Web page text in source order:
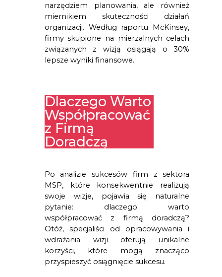
narzędziem planowania, ale również
miernikiem skuteczności działań
organizacji. Według raportu McKinsey,
firmy skupione na mierzalnych celach
związanych z wizją osiągają o 30%
lepsze wyniki finansowe.
Dlaczego Warto
Współpracować
z Firmą
Doradczą
Po analizie sukcesów firm z sektora
MSP, które konsekwentnie realizują
swoje wizje, pojawia się naturalne
pytanie: dlaczego warto
współpracować z firmą doradczą?
Otóż, specjaliści od opracowywania i
wdrażania wizji oferują unikalne
korzyści, które mogą znacząco
przyspieszyć osiągnięcie sukcesu.